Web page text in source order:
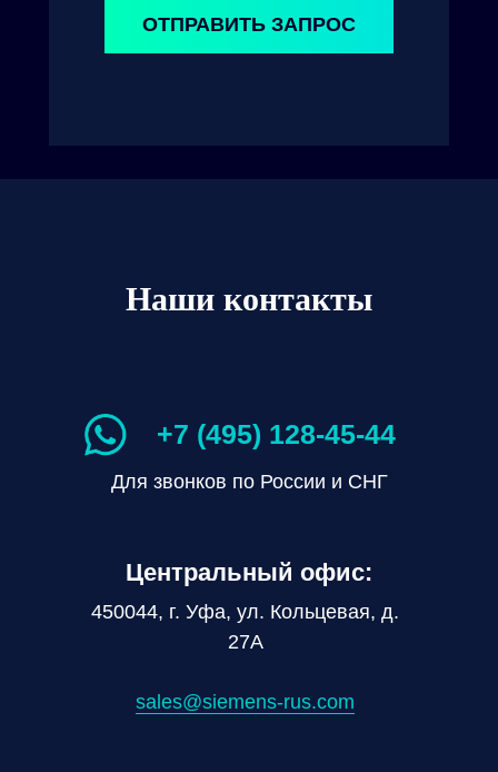
ОТПРАВИТЬ ЗАПРОС
Наши контакты
Для звонков по России и СНГ
+7 (495) 128-45-44
450044, г. Уфа, ул. Кольцевая, д.
27А
sales@siemens-rus.com
Центральный офис: